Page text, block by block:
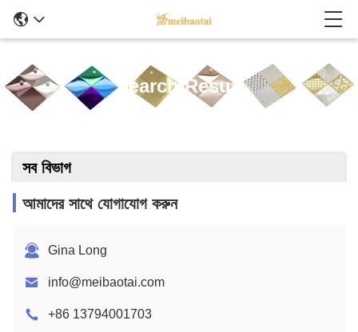
Search Result
সব বিভাগ
আমাদের সাথে যোগাযোগ করুন
Gina Long
info@meibaotai.com
+86 13794001703